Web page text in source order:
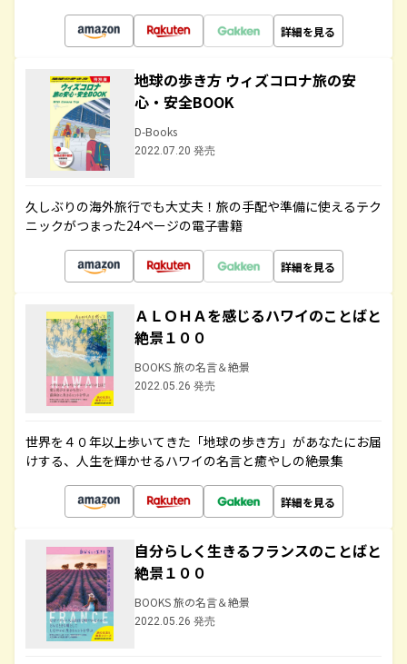
詳細を見る
地球の歩き方 ウィズコロナ旅の安
心・安全BOOK
D-Books
2022.07.20 発売
久しぶりの海外旅行でも大丈夫！旅の手配や準備に使えるテク
ニックがつまった24ページの電子書籍
詳細を見る
ＡＬＯＨＡを感じるハワイのことばと
絶景１００
BOOKS 旅の名言＆絶景
2022.05.26 発売
世界を４０年以上歩いてきた「地球の歩き方」があなたにお届
けする、人生を輝かせるハワイの名言と癒やしの絶景集
詳細を見る
自分らしく生きるフランスのことばと
絶景１００
BOOKS 旅の名言＆絶景
2022.05.26 発売